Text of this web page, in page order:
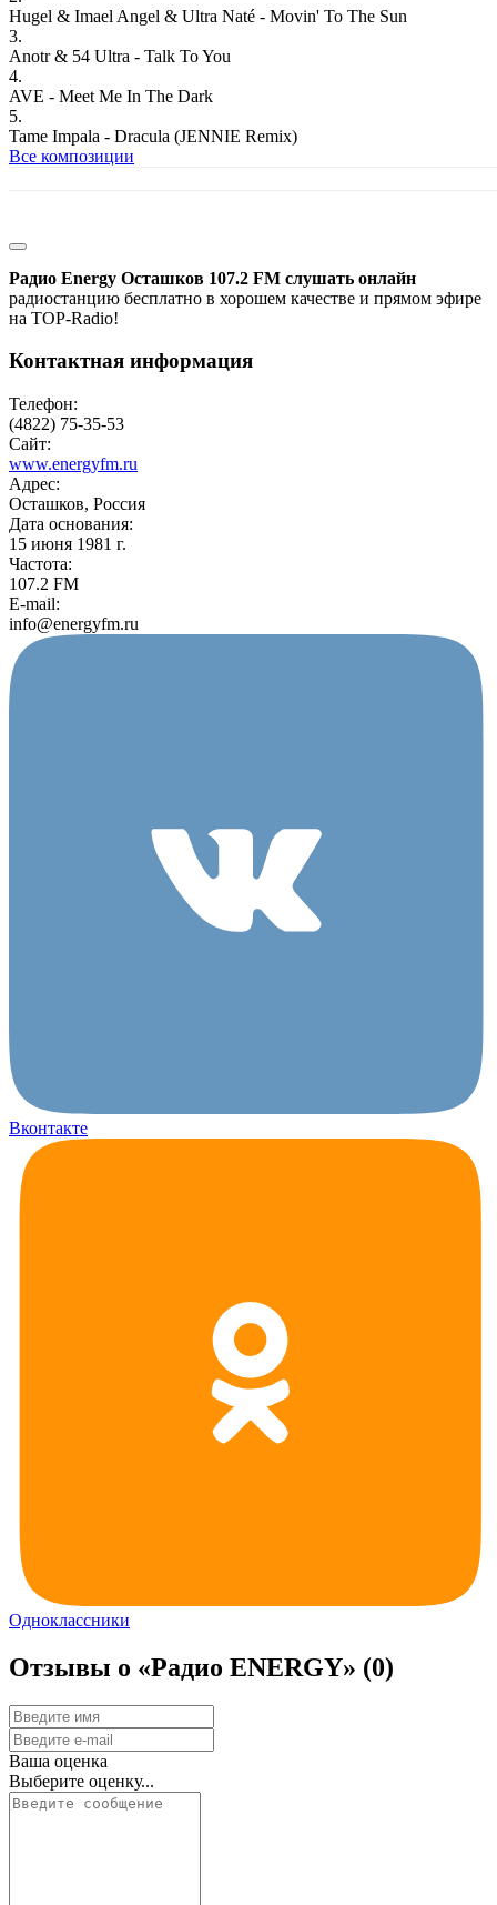
Hugel & Imael Angel & Ultra Naté - Movin' To The Sun
3.
Anotr & 54 Ultra - Talk To You
4.
AVE - Meet Me In The Dark
5.
Tame Impala - Dracula (JENNIE Remix)
Все композиции
Радио Energy Осташков 107.2 FM слушать онлайн
радиостанцию бесплатно в хорошем качестве и прямом эфире
на TOP-Radio!
Контактная информация
Телефон:
(4822) 75-35-53
Сайт:
www.energyfm.ru
Адрес:
Осташков, Россия
Дата основания:
15 июня 1981 г.
Частота:
107.2 FM
E-mail:
info@energyfm.ru
Вконтакте
Одноклассники
Отзывы о «Радио ENERGY» (0)
Ваша оценка
Выберите оценку...